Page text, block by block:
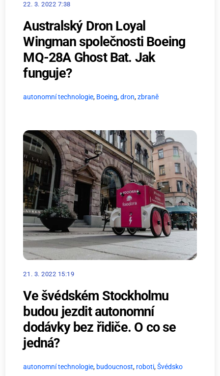
22. 3. 2022 7:38
Australský Dron Loyal
Wingman společnosti Boeing
MQ-28A Ghost Bat. Jak
funguje?
autonomní technologie, Boeing,dron,zbraně
21. 3. 2022 15:19
Ve švédském Stockholmu
budou jezdit autonomní
dodávky bez řidiče. O co se
jedná?
autonomní technologie, budoucnost, roboti,Švédsko